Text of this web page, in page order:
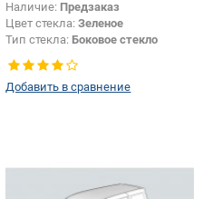
Наличие: Предзаказ
Цвет стекла:Зеленое
Тип стекла: Боковое стекло
правое
Добавить в сравнение